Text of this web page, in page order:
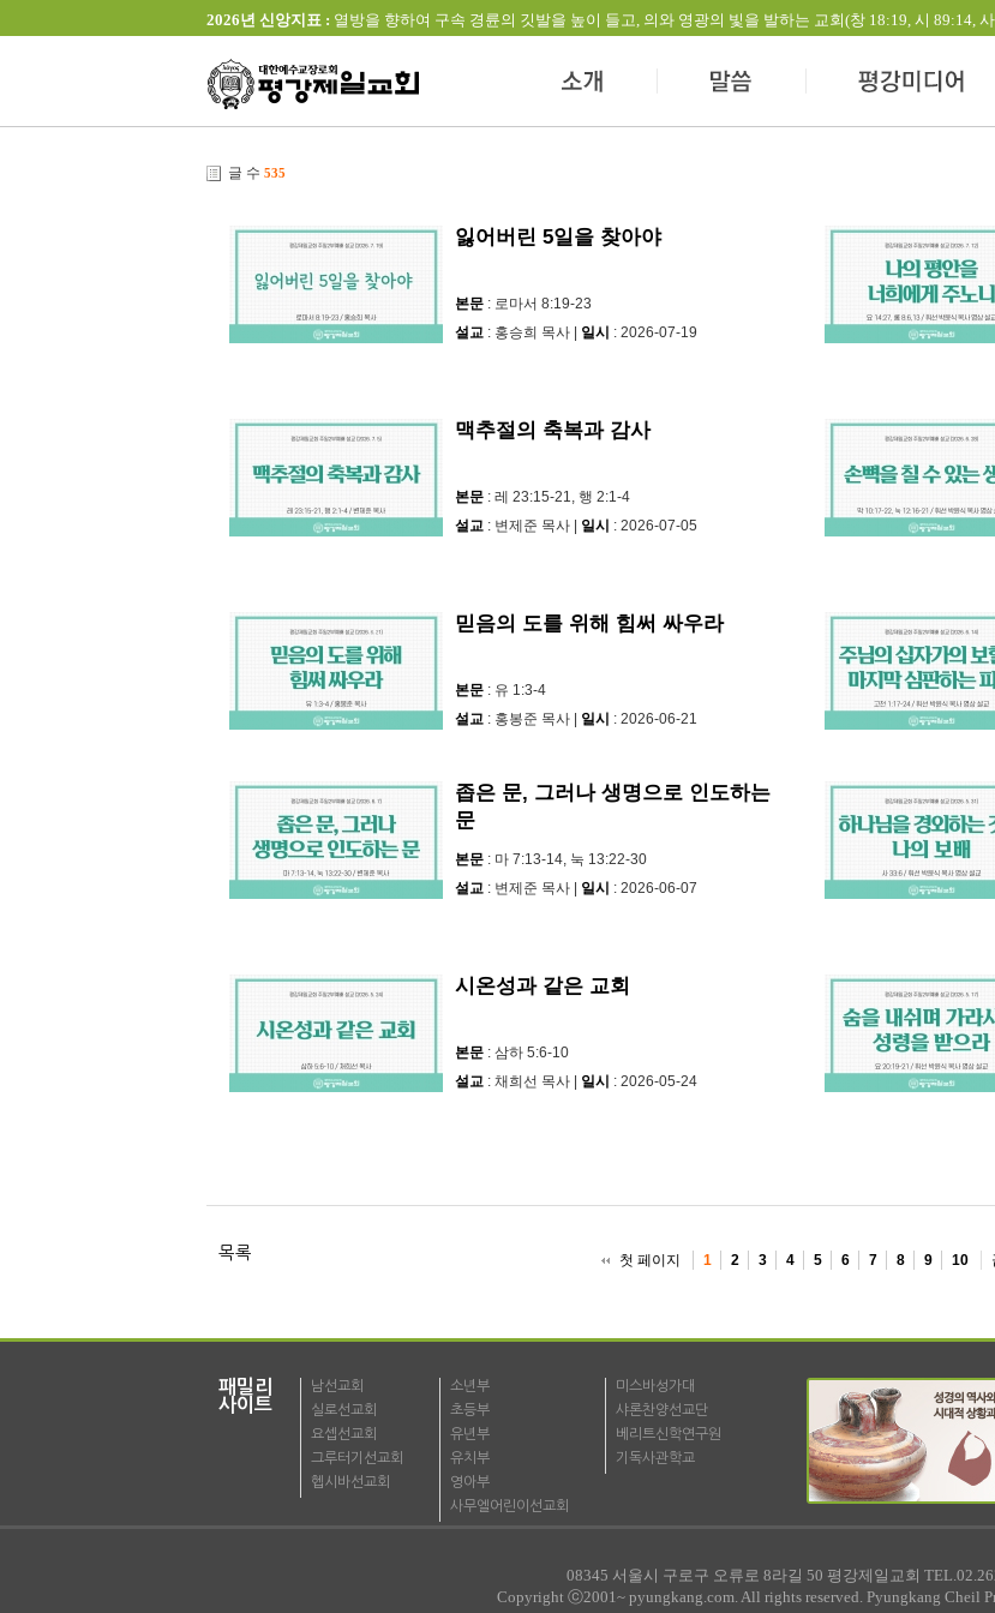
2026년 신앙지표 : 열방을 향하여 구속 경륜의 깃발을 높이 들고, 의와 영광의 빛을 발하는 교회(창 18:19, 시 89:14,
글 수 535
잃어버린 5일을 찾아야
본문 : 로마서 8:19-23
설교 : 홍승희 목사 | 일시 : 2026-07-19
맥추절의 축복과 감사
본문 : 레 23:15-21, 행 2:1-4
설교 : 변제준 목사 | 일시 : 2026-07-05
믿음의 도를 위해 힘써 싸우라
본문 : 유 1:3-4
설교 : 홍봉준 목사 | 일시 : 2026-06-21
좁은 문, 그러나 생명으로 인도하는
문
본문 : 마 7:13-14, 눅 13:22-30
설교 : 변제준 목사 | 일시 : 2026-06-07
시온성과 같은 교회
본문 : 삼하 5:6-10
설교 : 채희선 목사 | 일시 : 2026-05-24
목록 첫 페이지 1 2 3 4 5 6 7 8 9 10
패밀리
사이트
남선교회
실로선교회
요셉선교회
그루터기선교회
헵시바선교회
소년부
초등부
유년부
유치부
영아부
사무엘어린이선교회
미스바성가대
샤론찬양선교단
베리트신학연구원
기독사관학교
08345 서울시 구로구 오류로 8라길 50 평강제일교회
Copyright ⓒ2001~ pyungkang.com. All rights reserved. Pyungkang Cheil